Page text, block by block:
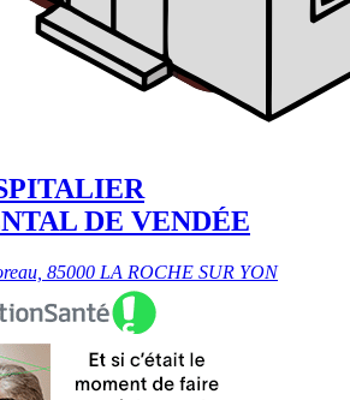
DE VENDÉE
85000 LA ROCHE SUR YON